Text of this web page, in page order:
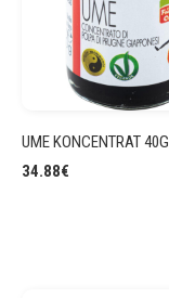
UME KONCENTRAT 40G
34.88€